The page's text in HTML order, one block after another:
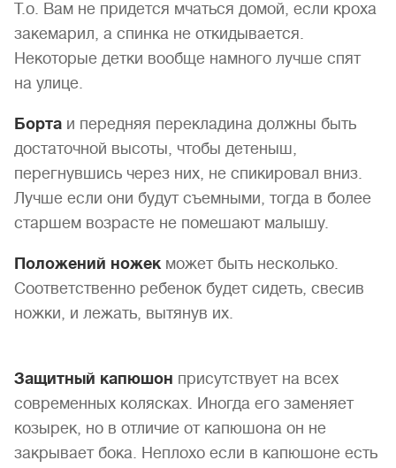
Т.о. Вам не придется мчаться домой, если кроха
закемарил, а спинка не откидывается.
Некоторые детки вообще намного лучше спят
на улице.
Борта и передняя перекладина должны быть
достаточной высоты, чтобы детеныш,
перегнувшись через них, не спикировал вниз.
Лучше если они будут съемными, тогда в более
старшем возрасте не помешают малышу.
Положений ножекможет быть несколько.
Соответственно ребенок будет сидеть, свесив
ножки, и лежать, вытянув их.
Защитный капюшон присутствует на всех
современных колясках. Иногда его заменяет
козырек, но в отличие от капюшона он не
закрывает бока. Неплохо если в капюшоне есть